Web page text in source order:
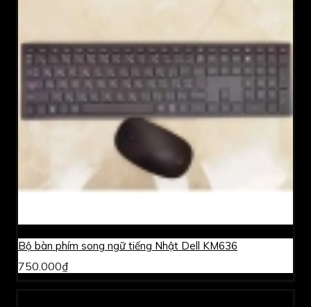
Bộ bàn phím song ngữ tiếng Nhật Dell KM636
750.000₫